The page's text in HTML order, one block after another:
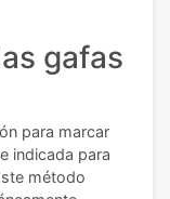
gafas
para marcar
indicada para
método